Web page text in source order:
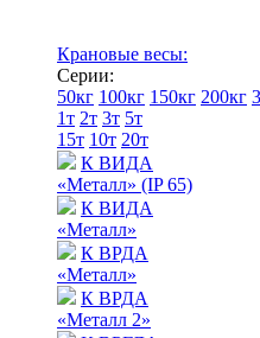
Крановые весы:
Серии:
50кг 100кг 150кг 200кг
1т 2т 3т 5т
15т 10т 20т
К ВИДА
«Металл» (IP 65)
К ВИДА
«Металл»
К ВРДА
«Металл»
К ВРДА
«Металл 2»